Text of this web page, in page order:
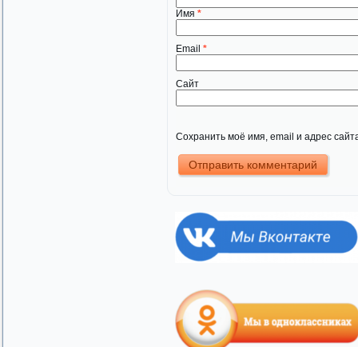
Имя *
Email *
Сайт
Сохранить моё имя, email и адрес